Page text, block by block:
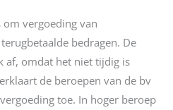
vergoeding van
bedragen. De
af, omdat het niet tijdig is
de beroepen van de bv
toe. In hoger beroep